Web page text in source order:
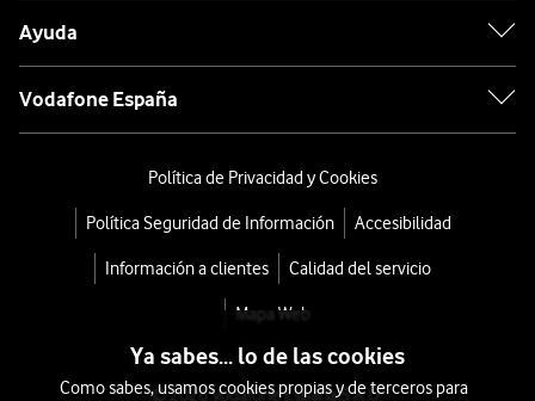
Ayuda
Vodafone España
Política de Privacidad y Cookies
Política Seguridad de Información Accesibilidad
Información a clientes Calidad del servicio
Mapa Web
© 2026 Vodafone España S.A.U.
Ya sabes... lo de las cookies
Como sabes, usamos cookies propias y de terceros para